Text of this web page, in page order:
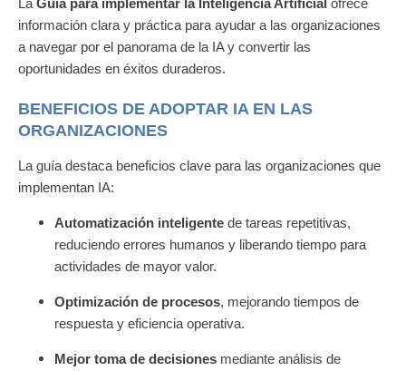
La Guía para implementar la Inteligencia Artificial ofrece
información clara y práctica para ayudar a las organizaciones
a navegar por el panorama de la IA y convertir las
oportunidades en éxitos duraderos.
BENEFICIOS DE ADOPTAR IA EN LAS
ORGANIZACIONES
La guía destaca beneficios clave para las organizaciones que
implementan IA:
Automatización inteligente de tareas repetitivas,
reduciendo errores humanos y liberando tiempo para
actividades de mayor valor.
Optimización de procesos, mejorando tiempos de
respuesta y eficiencia operativa.
Mejor toma de decisiones mediante análisis de